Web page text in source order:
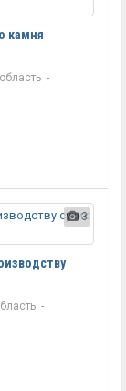
камня
-
3
-